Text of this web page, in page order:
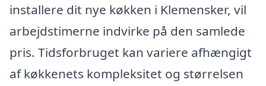
installere dit nye køkken i Klemensker, vil
arbejdstimerne indvirke på den samlede
pris. Tidsforbruget kan variere afhængigt
af køkkenets kompleksitet og størrelsen